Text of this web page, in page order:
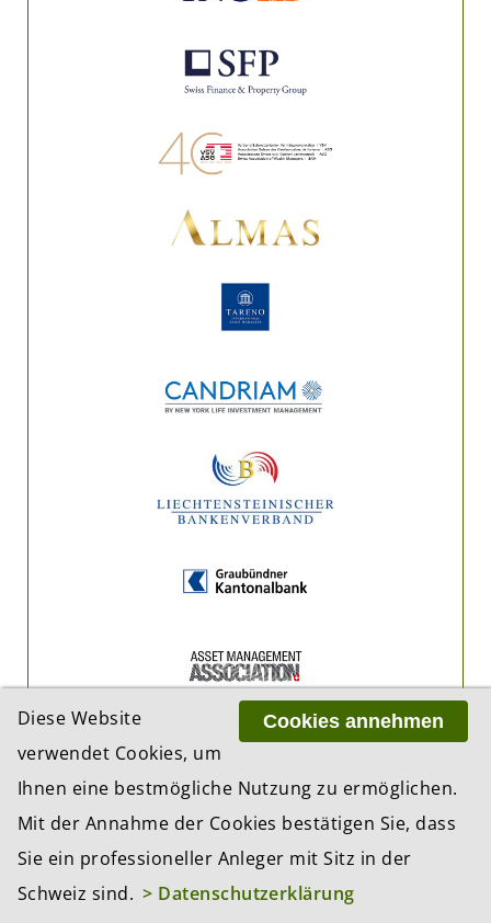
Cookies annehmen
Diese Website
verwendet Cookies, um
Ihnen eine bestmögliche Nutzung zu ermöglichen.
Mit der Annahme der Cookies bestätigen Sie, dass
Sie ein professioneller Anleger mit Sitz in der
Schweiz sind. > Datenschutzerklärung